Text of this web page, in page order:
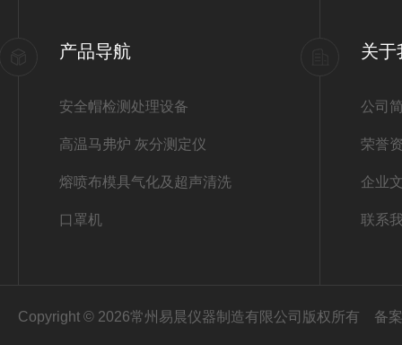
产品导航
安全帽检测处理设备
高温马弗炉 灰分测定仪
熔喷布模具气化及超声清洗
口罩机
关于
公司
荣誉
企业
联系
Copyright © 2026常州易晨仪器制造有限公司版权所有 备